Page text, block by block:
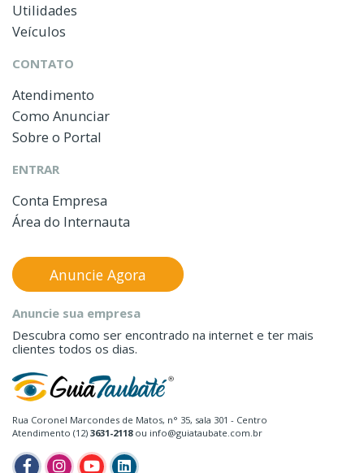
Utilidades
Veículos
CONTATO
Atendimento
Como Anunciar
Sobre o Portal
ENTRAR
Conta Empresa
Área do Internauta
Rua Coronel Marcondes de Matos, n° 35, sala 301 - Centro
Atendimento (12) 3631-2118ou info@guiataubate.com.br
Anuncie sua empresa
Descubra como ser encontrado na internet e ter mais
clientes todos os dias.
Anuncie Agora